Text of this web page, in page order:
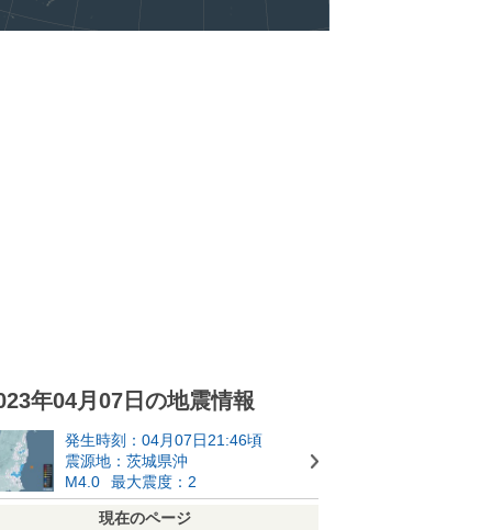
年04月07日の地震情報
発生時刻：04月07日21:46頃
震源地：茨城県沖
M4.0
最大震度：2
現在のページ